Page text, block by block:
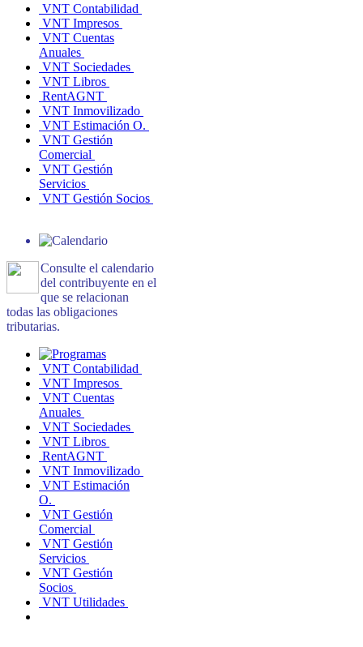
VNT Contabilidad
VNT Impresos
VNT Cuentas
Anuales
VNT Sociedades
VNT Libros
RentAGNT
VNT Inmovilizado
VNT Estimación O.
VNT Gestión
Comercial
VNT Gestión
Servicios
VNT Gestión Socios
Consulte el calendario
del contribuyente en el
que se relacionan
todas las obligaciones
tributarias.
VNT Contabilidad
VNT Impresos
VNT Cuentas
Anuales
VNT Sociedades
VNT Libros
RentAGNT
VNT Inmovilizado
VNT Estimación
O.
VNT Gestión
Comercial
VNT Gestión
Servicios
VNT Gestión
Socios
VNT Utilidades